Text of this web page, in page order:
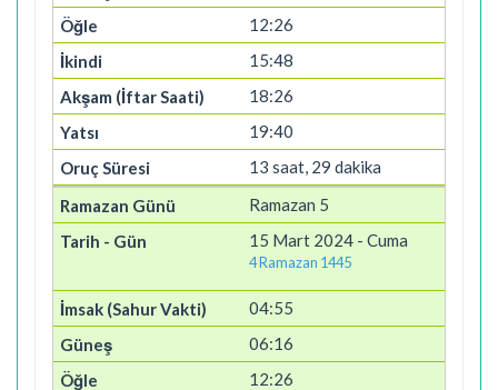
12:26
15:48
18:26
19:40
13 saat, 29 dakika
Ramazan 5
15 Mart 2024 - Cuma
4 Ramazan 1445
04:55
06:16
12:26